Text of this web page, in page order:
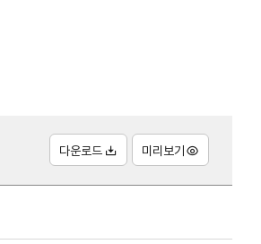
다운로드 미리보기